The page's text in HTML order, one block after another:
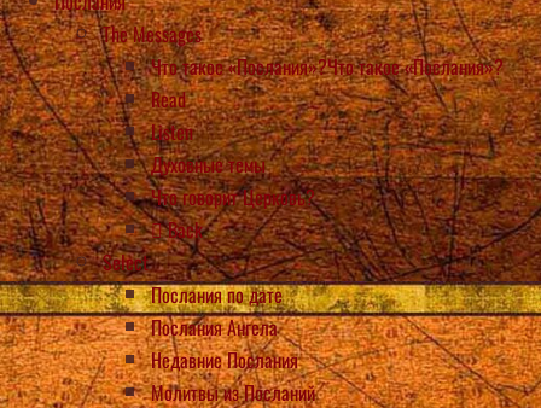
The Messages
Что такое «Послания»?Что такое «Послания»?
Read
Listen
Духовные темы
Что говорит Церковь?
Back
Select
Послания по дате
Послания Ангела
Недавние Послания
Молитвы из Посланий